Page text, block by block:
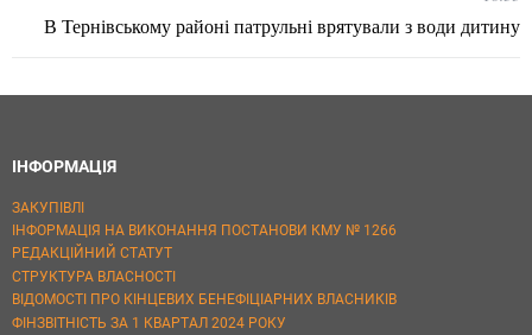
В Тернівському районі патрульні врятували з води дитину
ІНФОРМАЦІЯ
ЗАКУПІВЛІ
ІНФОРМАЦІЯ НА ВИКОНАННЯ ПОСТАНОВИ КМУ № 1266
РЕДАКЦІЙНИЙ СТАТУТ
СТРУКТУРА ВЛАСНОСТІ
ВІДОМОСТІ ПРО КІНЦЕВИХ БЕНЕФІЦІАРНИХ ВЛАСНИКІВ
ФІНЗВІТНІСТЬ ЗА 1 КВАРТАЛ 2024 РОКУ